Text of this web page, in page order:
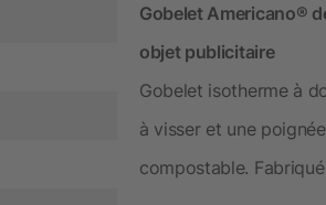
Gobelet Americano®
objet publicitaire
Gobelet isotherme à
à visser et une
compostable.